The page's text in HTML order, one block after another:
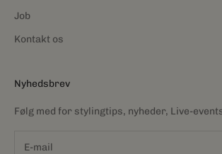
Job
Kontakt os
Nyhedsbrev
Følg med for stylingtips, nyheder, Live-